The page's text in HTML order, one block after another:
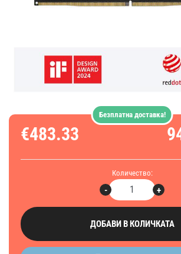
€483.33
Количество:
+
-
ДОБАВИ В КОЛИЧКАТА
Безплатна доставка!